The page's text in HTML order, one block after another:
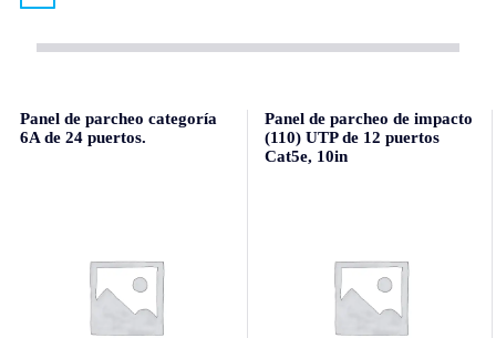
Panel de parcheo categoría
6A de 24 puertos.
Panel de parcheo de impacto
(110) UTP de 12 puertos
Cat5e, 10in